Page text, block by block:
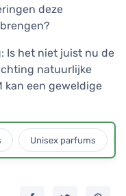
deze
Is het niet juist nu de
natuurlijke
kan een geweldige
Unisex parfums